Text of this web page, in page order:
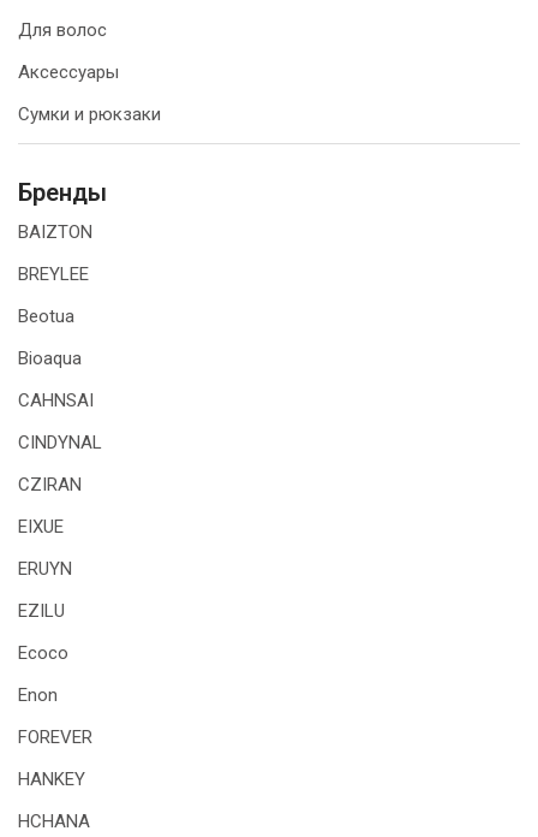
Для волос
Аксессуары
Сумки и рюкзаки
Бренды
BAIZTON
BREYLEE
Beotua
Bioaqua
CAHNSAI
CINDYNAL
CZIRAN
EIXUE
ERUYN
EZILU
Ecoco
Enon
FOREVER
HANKEY
HCHANA